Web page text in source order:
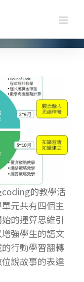
的教學活
元共有四個主
的運算思維引
強學生的語文
行動學習翻轉
說故事的表達